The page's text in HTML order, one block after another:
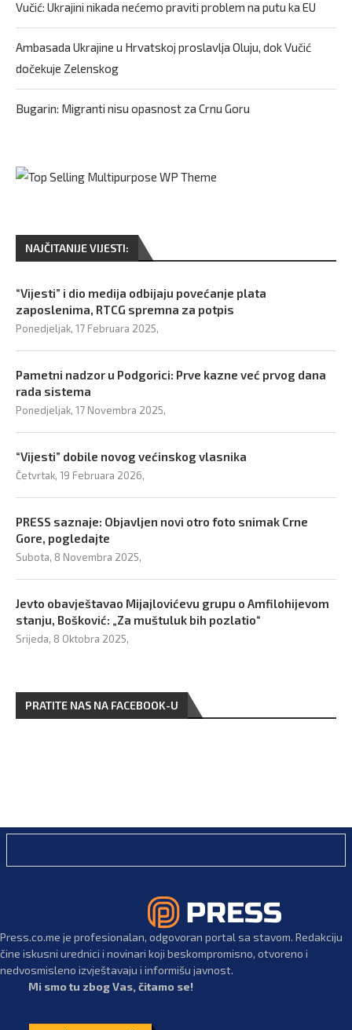
Vučić: Ukrajini nikada nećemo praviti problem na putu ka EU
Ambasada Ukrajine u Hrvatskoj proslavlja Oluju, dok Vučić
dočekuje Zelenskog
Bugarin: Migranti nisu opasnost za Crnu Goru
NAJČITANIJE VIJESTI:
“Vijesti” i dio medija odbijaju povećanje plata
zaposlenima, RTCG spremna za potpis
Ponedjeljak, 17 Februara 2025,
Pametni nadzor u Podgorici: Prve kazne već prvog dana
rada sistema
Ponedjeljak, 17 Novembra 2025,
“Vijesti” dobile novog većinskog vlasnika
Četvrtak, 19 Februara 2026,
PRESS saznaje: Objavljen novi otro foto snimak Crne
Gore, pogledajte
Subota, 8 Novembra 2025,
Jevto obavještavao Mijajlovićevu grupu o Amfilohijevom
stanju, Bošković: „Za muštuluk bih pozlatio“
Srijeda, 8 Oktobra 2025,
PRATITE NAS NA FACEBOOK-U
Press.co.me je profesionalan, odgovoran portal sa stavom. Redakciju
čine iskusni urednici i novinari koji beskompromisno, otvoreno i
nedvosmisleno izvještavaju i informišu javnost.
Mi smo tu zbog Vas, čitamo se!